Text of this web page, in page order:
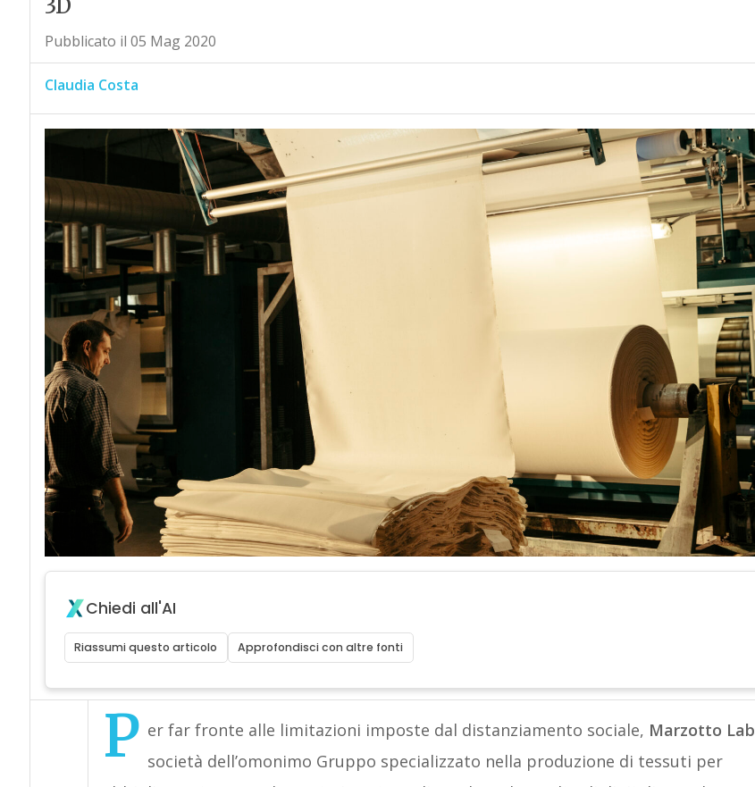
3D
Pubblicato il 05 Mag 2020
Claudia Costa
Chiedi all'AI
Riassumi questo articolo Approfondisci con altre fonti
P er far fronte alle limitazioni imposte dal distanziamento sociale, Marzotto Lab
società dell’omonimo Gruppo specializzato nella produzione di tessuti per